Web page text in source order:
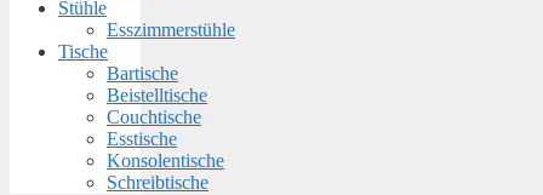
Stühle
Esszimmerstühle
Tische
Bartische
Beistelltische
Couchtische
Esstische
Konsolentische
Schreibtische